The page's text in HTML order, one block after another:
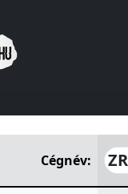
ZRÍNYI
Cégnév: